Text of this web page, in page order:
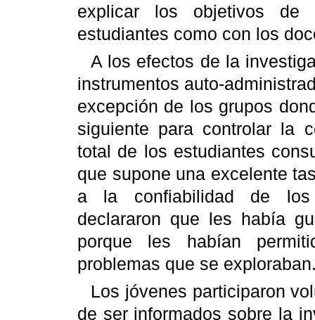
explicar los objetivos
estudiantes como con los
A los efectos de la
instrumentos auto-
excepción de los grupos
siguiente para controlar la
total de los estudiantes
que supone una excelente
a la confiabilidad de los
declararon que les había
porque les habían
problemas que se
Los jóvenes participaron
de ser informados sobre la